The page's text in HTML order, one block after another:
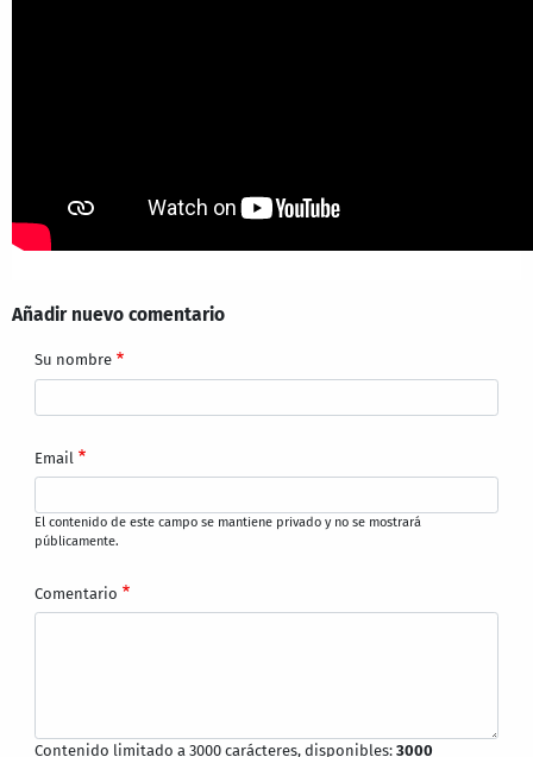
Añadir nuevo comentario
Su nombre
Email
El contenido de este campo se mantiene privado y no se mostrará
públicamente.
Comentario
Contenido limitado a 3000 carácteres, disponibles:3000